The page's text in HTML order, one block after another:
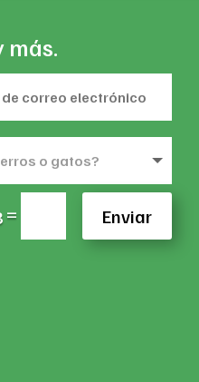
más.
= Enviar